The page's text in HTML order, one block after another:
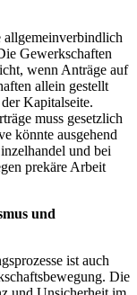
Gewerkschaften
wenn Anträge auf
allein gestellt
Kapitalseite.
muss gesetzlich
könnte ausgehend
und bei
prekäre Arbeit
und
ist auch
Die